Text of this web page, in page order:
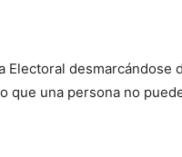
Electoral desmarcándose
que una persona no